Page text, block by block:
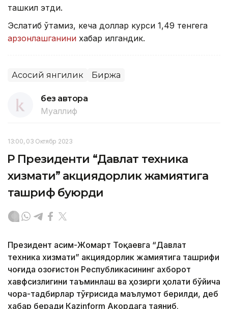
ташкил этди.
Эслатиб ўтамиз, кеча доллар курси 1,49 тенгега
арзонлашганини хабар қилгандик.
Асосий янгилик Биржа
без автора
Муаллиф
13:00, 03 Октябр 2023
ҚР Президенти “Давлат техника
хизмати” акциядорлик жамиятига
ташриф буюрди
Президент Қасим-Жомарт Тоқаевга “Давлат
техника хизмати” акциядорлик жамиятига ташрифи
чоғида Қозоғистон Республикасининг ахборот
хавфсизлигини таъминлаш ва ҳозирги ҳолати бўйича
чора-тадбирлар тўғрисида маълумот берилди, деб
хабар беради Каzinform Акордага таяниб.